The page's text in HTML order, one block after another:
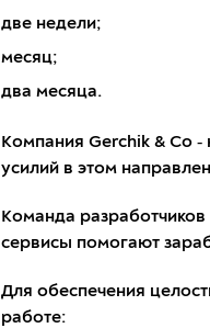
две недели;
месяц;
два месяца.
Компания Gerchik & Co
усилий в этом
Команда
сервисы помогают
Для обеспечения
работе: